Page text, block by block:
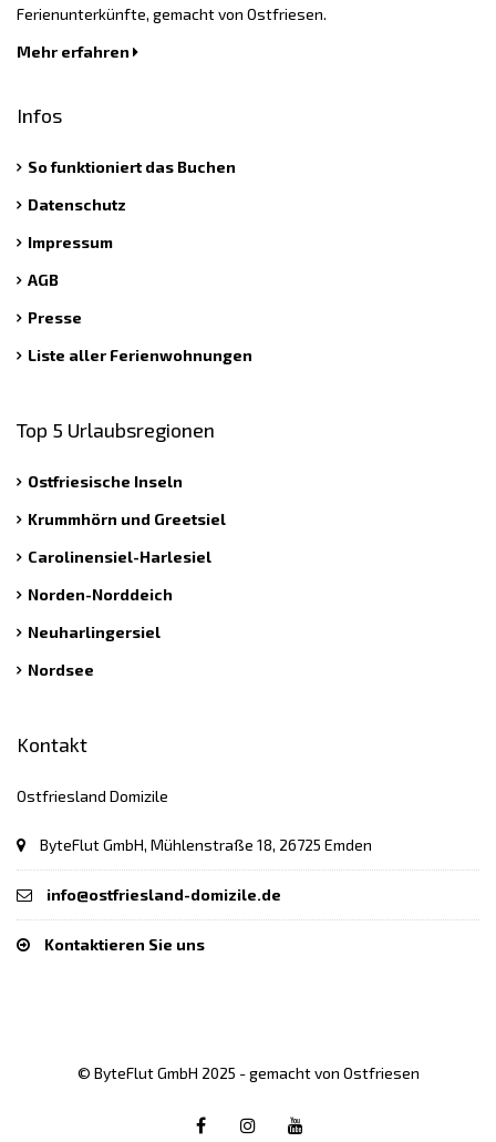
Ferienunterkünfte, gemacht von Ostfriesen.
Mehr erfahren
Infos
So funktioniert das Buchen
Datenschutz
Impressum
AGB
Presse
Liste aller Ferienwohnungen
Top 5 Urlaubsregionen
Ostfriesische Inseln
Krummhörn und Greetsiel
Carolinensiel-Harlesiel
Norden-Norddeich
Neuharlingersiel
Nordsee
Kontakt
Ostfriesland Domizile
ByteFlut GmbH, Mühlenstraße 18, 26725 Emden
info@ostfriesland-domizile.de
Kontaktieren Sie uns
© ByteFlut GmbH 2025 - gemacht von Ostfriesen